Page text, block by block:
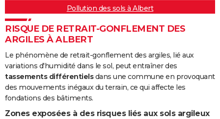
Pollution des sols à Albert
RISQUE DE RETRAIT-GONFLEMENT DES
ARGILES À ALBERT
Le phénomène de retrait-gonflement des argiles, lié aux
variations d'humidité dans le sol, peut entraîner des
tassements différentielsdans une commune en provoquant
des mouvements inégaux du terrain, ce qui affecte les
fondations des bâtiments.
Zones exposées à des risques liés aux sols argileux